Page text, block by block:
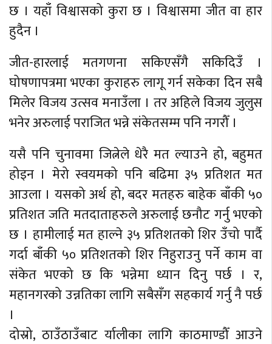
छ । यहाँ विश्वासको कुरा छ । विश्वासमा जीत वा हार
हुदैन ।
जीत-हारलाई मतगणना सकिएसँगै सकिदिउँ ।
घोषणापत्रमा भएका कुराहरु लागू गर्न सकेका दिन सबै
मिलेर विजय उत्सव मनाउँला । तर अहिले विजय जुलुस
भनेर अरुलाई पराजित भन्ने संकेतसम्म पनि नगरौँ ।
यसै पनि चुनावमा जित्नेले धेरै मत ल्याउने हो, बहुमत
होइन । मेरो स्वयमको पनि बढिमा ३५ प्रतिशत मत
आउला । यसको अर्थ हो, बदर मतहरु बाहेक बाँकी ५०
प्रतिशत जति मतदाताहरुले अरुलाई छनौट गर्नु भएको
छ । हामीलाई मत हाल्ने ३५ प्रतिशतको शिर उँचो पार्दै
गर्दा बाँकी ५० प्रतिशतको शिर निहुराउनु पर्ने काम वा
संकेत भएको छ कि भन्नेमा ध्यान दिनु पर्छ । र,
महानगरको उन्नतिका लागि सबैसँग सहकार्य गर्नु नै पर्छ
।
दोस्रो, ठाउँठाउँबाट र्यालीका लागि काठमाण्डौँ आउने